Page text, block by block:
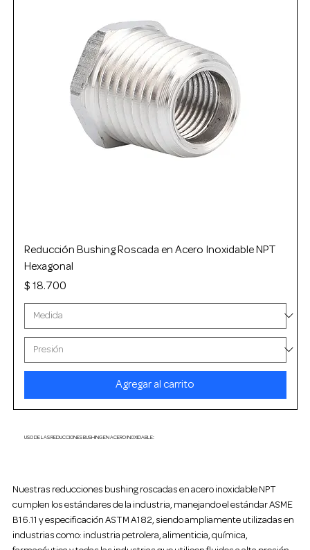
Reducción Bushing Roscada en Acero Inoxidable NPT
Hexagonal
Precio
$ 18.700
Agregar al carrito
USO DE LAS REDUCCIONES BUSHING EN ACERO INOXIDABLE:
Nuestras reducciones bushing roscadas en acero inoxidable NPT
cumplen los estándares de la industria, manejando el estándar ASME
B16.11 y especificación ASTM A182, siendo ampliamente utilizadas en
industrias como: industria petrolera, alimenticia, química,